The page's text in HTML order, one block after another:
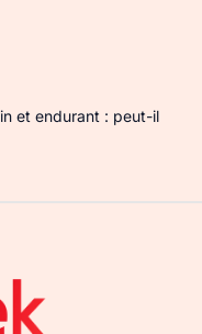
et endurant : peut-il